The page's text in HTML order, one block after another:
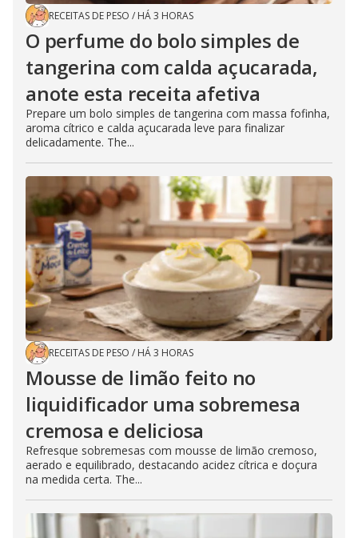
RECEITAS DE PESO / HÁ 3 HORAS
O perfume do bolo simples de
tangerina com calda açucarada,
anote esta receita afetiva
Prepare um bolo simples de tangerina com massa fofinha,
aroma cítrico e calda açucarada leve para finalizar
delicadamente. The...
RECEITAS DE PESO / HÁ 3 HORAS
Mousse de limão feito no
liquidificador uma sobremesa
cremosa e deliciosa
Refresque sobremesas com mousse de limão cremoso,
aerado e equilibrado, destacando acidez cítrica e doçura
na medida certa. The...